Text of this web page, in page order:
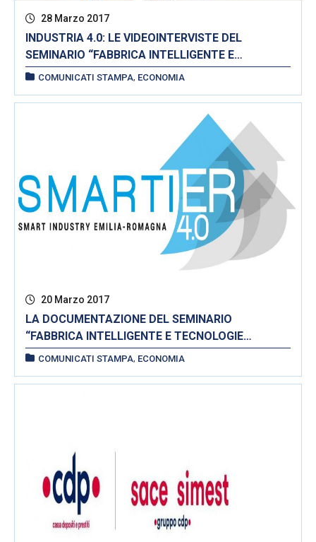
28 Marzo 2017
INDUSTRIA 4.0: LE VIDEOINTERVISTE DEL
SEMINARIO “FABBRICA INTELLIGENTE E
TECNOLOGIE ABILITANTI”
COMUNICATI STAMPA ECONOMIA
20 Marzo 2017
LA DOCUMENTAZIONE DEL SEMINARIO
“FABBRICA INTELLIGENTE E TECNOLOGIE
ABILITANTI” – Bologna, 20 marzo 2017
COMUNICATI STAMPA ECONOMIA